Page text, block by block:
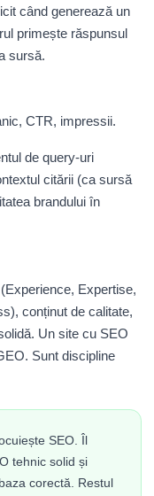
când generează un
primește răspunsul
sursă.
CTR, impressii.
de query-uri
citării (ca sursă
brandului în
(Experience, Expertise,
conținut de calitate,
Un site cu SEO
Sunt discipline
SEO. Îl
tehnic solid și
corectă. Restul